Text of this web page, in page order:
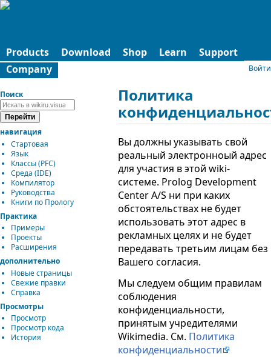
Products Download Shop Learn
Support
Company
Политика
Вы должны указывать свой
реальный электронноый адрес
для участия в этой wiki-
системе. Prolog Development
Center A/S ни при каких
обстоятельствах не будет
использовать этот адрес в
рекламных целях и не будет
передавать третьим лицам без
Вашего согласия.
Мы следуем общим правилам
соблюдения
конфиденциальности,
принятым учредителями
Wikimedia. См. Политика
конфиденциальности
Поиск
навигация
Стартовая
Язык
Классы (PFC)
Среда (IDE)
Компилятор
Руководства
Книги по Прологу
Практика
Примеры
Проекты
Расширения
дополнительно
Новые страницы
Свежие правки
Справка
Войти
Просмотры
Просмотр
Просмотр кода
История